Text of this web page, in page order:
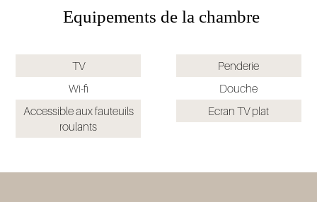
Equipements de la chambre
TV
Wi-fi
Accessible aux fauteuils
roulants
Penderie
Douche
Ecran TV plat